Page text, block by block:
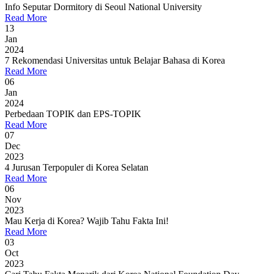
Info Seputar Dormitory di Seoul National University
Read More
13
Jan
2024
7 Rekomendasi Universitas untuk Belajar Bahasa di Korea
Read More
06
Jan
2024
Perbedaan TOPIK dan EPS-TOPIK
Read More
07
Dec
2023
4 Jurusan Terpopuler di Korea Selatan
Read More
06
Nov
2023
Mau Kerja di Korea? Wajib Tahu Fakta Ini!
Read More
03
Oct
2023